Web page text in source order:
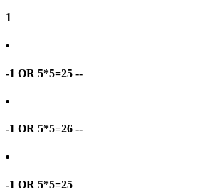
1
-1 OR 5*5=25 --
-1 OR 5*5=26 --
-1 OR 5*5=25